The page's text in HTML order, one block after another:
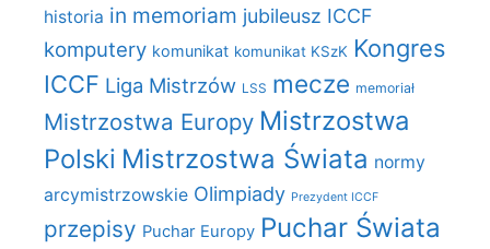
historia in memoriam jubileusz ICCF
komputery komunikat komunikat KSzK Kongres
ICCF Liga Mistrzów LSS mecze memoriał
Mistrzostwa Europy Mistrzostwa
Polski Mistrzostwa Świata normy
arcymistrzowskie Olimpiady Prezydent ICCF
przepisy Puchar Europy Puchar Świata